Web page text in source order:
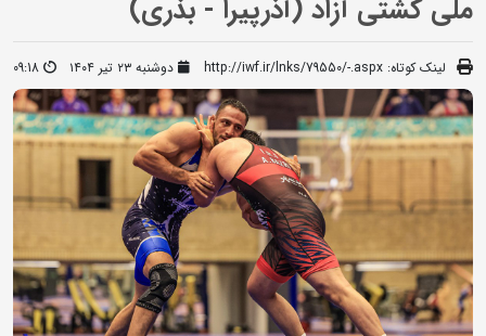
ملی کشتی آزاد (آذرپیرا - بذری)
لینک کوتاه: http://iwf.ir/lnks/79550/-.aspx دوشنبه ۲۳ تیر ۱۴۰۴ 09:18